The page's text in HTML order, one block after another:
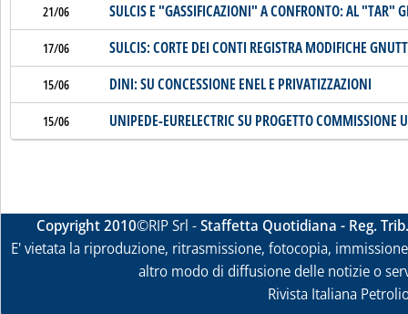
21/06 SULCIS E "GASSIFICAZIONI" A CONFRONTO: AL "TAR"
17/06 SULCIS: CORTE DEI CONTI REGISTRA MODIFICHE
15/06 DINI: SU CONCESSIONE ENEL E PRIVATIZZAZIONI
15/06 UNIPEDE-EURELECTRIC SU PROGETTO COMMISSIONE
Copyright 2010©RIP Srl -Staffetta Quotidiana - Reg.
E' vietata la riproduzione, ritrasmissione, fotocopia,
altro modo di diffusione delle notizie o
Rivista Italiana